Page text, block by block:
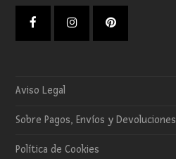
FacebookInstagramPinterest
Aviso Legal
Sobre Pagos, Envíos y Devoluciones
Política de Cookies